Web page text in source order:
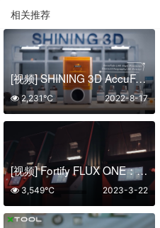
相关推荐
[视频] SHINING 3D AccuFab-L 4K高精度光固化3D打印机
2022-8-17
2,231℃
[视频] Fortify FLUX ONE：CKM碳纤维增强聚合物复合材料DLP树脂3D打印机
2023-3-22
3,549℃